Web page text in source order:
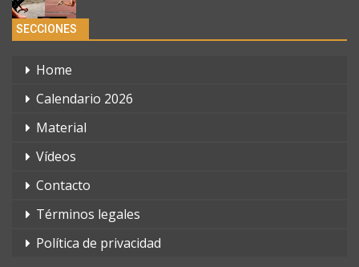
SECCIONES
Home
Calendario 2026
Material
Vídeos
Contacto
Términos legales
Política de privacidad